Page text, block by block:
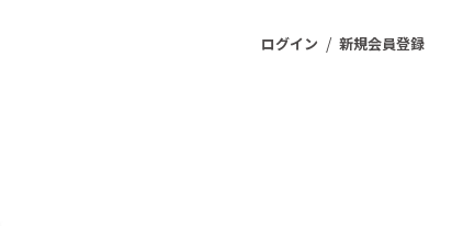
ログイン / 新規会員登録